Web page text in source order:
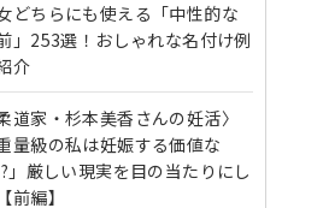
どちらにも使える「中性的な
」253選！おしゃれな名付け例
介
柔道家・杉本美香さんの妊活〉
重量級の私は妊娠する価値な
」厳しい現実を目の当たりにし
前編】